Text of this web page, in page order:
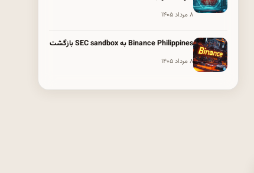
۸ مرداد ۱۴۰۵
Binance Philippines به SEC sandbox بازگشت
۸ مرداد ۱۴۰۵